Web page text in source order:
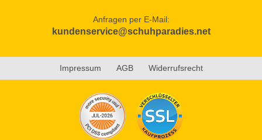
Anfragen per E-Mail:
kundenservice@schuhparadies.net
Impressum AGB Widerrufsrecht